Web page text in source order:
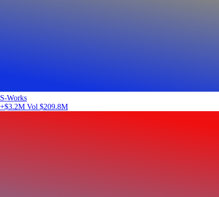
S-Works
+$3.2M Vol $209.8M